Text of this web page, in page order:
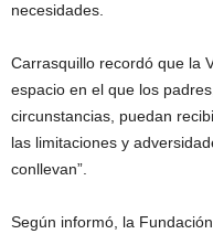
necesidades.
Carrasquillo recordó que la
espacio en el que los
circunstancias, puedan
las limitaciones y
conllevan”.
Según informó, la